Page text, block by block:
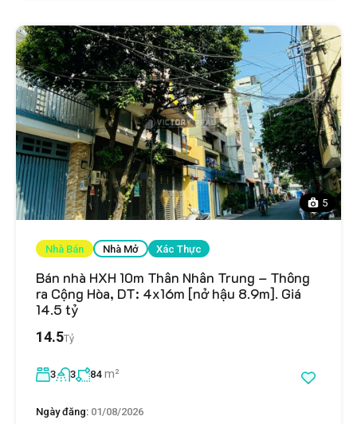
5
Nhà Bán Nhà Mở Xác Thực
Bán nhà HXH 10m Thân Nhân Trung – Thông
ra Cộng Hòa, DT: 4x16m [nở hậu 8.9m]. Giá
14.5 tỷ
14.5Tỷ
3 3 84 m²
Ngày đăng: 01/08/2026